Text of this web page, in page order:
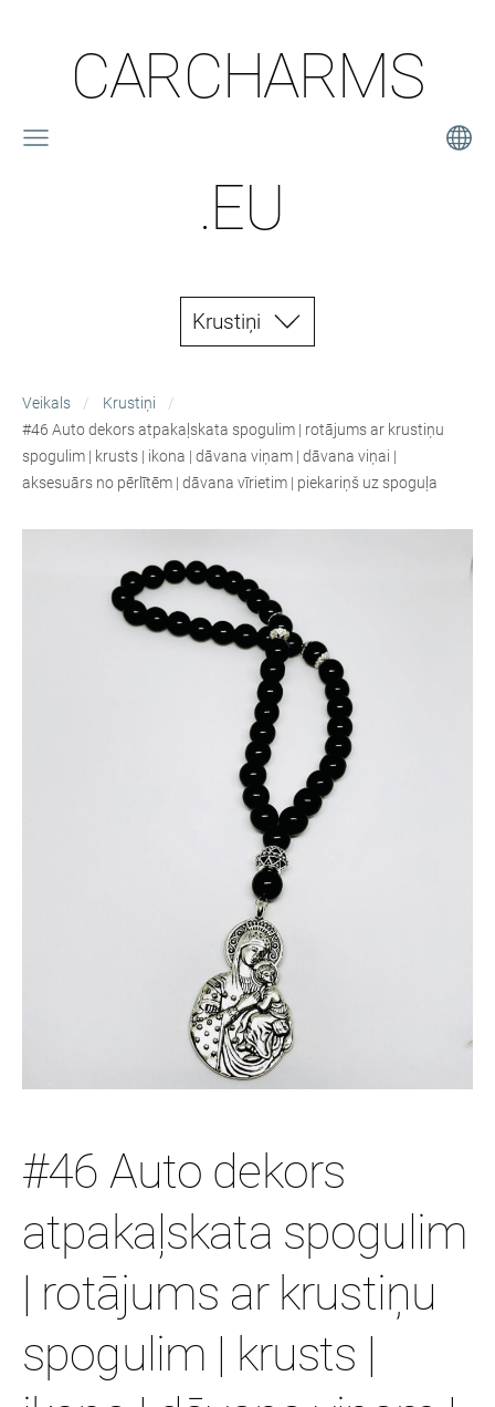
CARCHARMS
.EU
Krustiņi
Veikals
Krustiņi
#46 Auto dekors atpakaļskata spogulim | rotājums ar krustiņu
spogulim | krusts | ikona | dāvana viņam | dāvana viņai |
aksesuārs no pērlītēm | dāvana vīrietim | piekariņš uz spoguļa
#46 Auto dekors
atpakaļskata spogulim
| rotājums ar krustiņu
spogulim | krusts |